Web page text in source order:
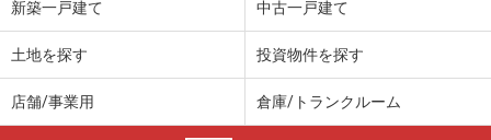
新築一戸建て 中古一戸建て
土地を探す 投資物件を探す
店舗/事業用 倉庫/トランクルーム